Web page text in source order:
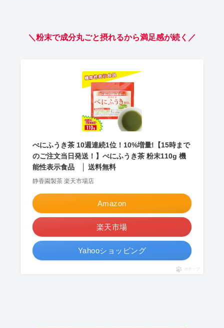
＼粉末で成分丸ごと摂れるから満足感が続く／
べにふうき茶 10週連続1位！10%増量!【15時まで
のご注文当日発送！】べにふうき茶 粉末110g 機
能性表示食品 │ 送料無料
静香園製茶 楽天市場店
Amazon
楽天市場
Yahooショッピング
ポチップ